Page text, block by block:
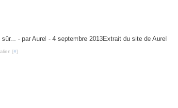
Extrait du site de Aurel
[#]